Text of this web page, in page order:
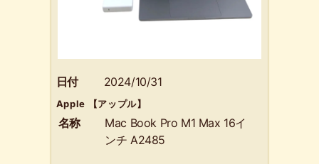
日付 2024/10/31
Apple 【アップル】
名称
Mac Book Pro M1 Max 16イ
ンチ A2485